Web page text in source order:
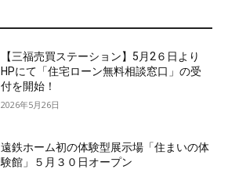
【三福売買ステーション】5月2６日より
HPにて「住宅ローン無料相談窓口」の受
付を開始！
2026年5月26日
遠鉄ホーム初の体験型展示場「住まいの体
験館」５月３０日オープン